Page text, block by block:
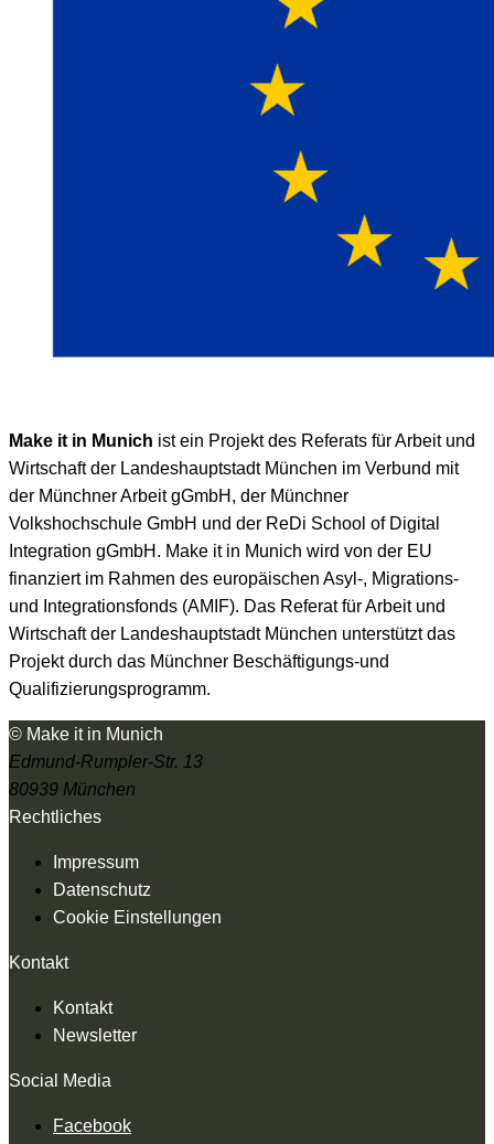
Make it in Munich ist ein Projekt des Referats für Arbeit und
Wirtschaft der Landeshauptstadt München im Verbund mit
der Münchner Arbeit gGmbH, der Münchner
Volkshochschule GmbH und der ReDi School of Digital
Integration gGmbH. Make it in Munich wird von der EU
finanziert im Rahmen des europäischen Asyl-, Migrations-
und Integrationsfonds (AMIF). Das Referat für Arbeit und
Wirtschaft der Landeshauptstadt München unterstützt das
Projekt durch das Münchner Beschäftigungs-und
Qualifizierungsprogramm.
© Make it in Munich
Edmund-Rumpler-Str. 13
80939 München
Rechtliches
Impressum
Datenschutz
Cookie Einstellungen
Kontakt
Kontakt
Newsletter
Social Media
Facebook